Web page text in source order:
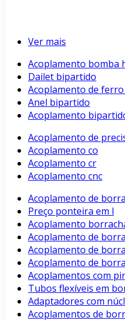
Ver mais
Acoplamento bomba
Dailet bipartido
Acoplamento de
Anel bipartido
Acoplamento
Acoplamento de
Acoplamento co
Acoplamento cr
Acoplamento cnc
Acoplamento de
Preço ponteira em l
Acoplamento
Acoplamento de
Acoplamento de
Acoplamento de
Acoplamentos com
Tubos flexíveis em
Adaptadores com
Acoplamentos de